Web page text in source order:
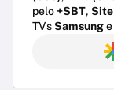
pelo+SBT, Site
TVsSamsunge